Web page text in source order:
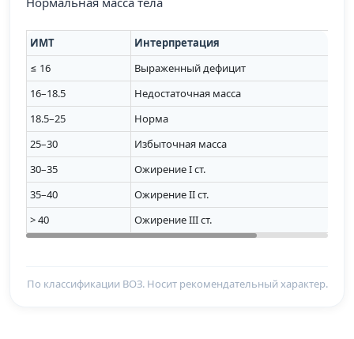
ИМТ
Интерпретация
≤ 16
Выраженный дефицит
16–18.5
Недостаточная масса
18.5–25
Норма
25–30
Избыточная масса
30–35
Ожирение I ст.
35–40
Ожирение II ст.
> 40
Ожирение III ст.
По классификации ВОЗ. Носит рекомендательный характер.